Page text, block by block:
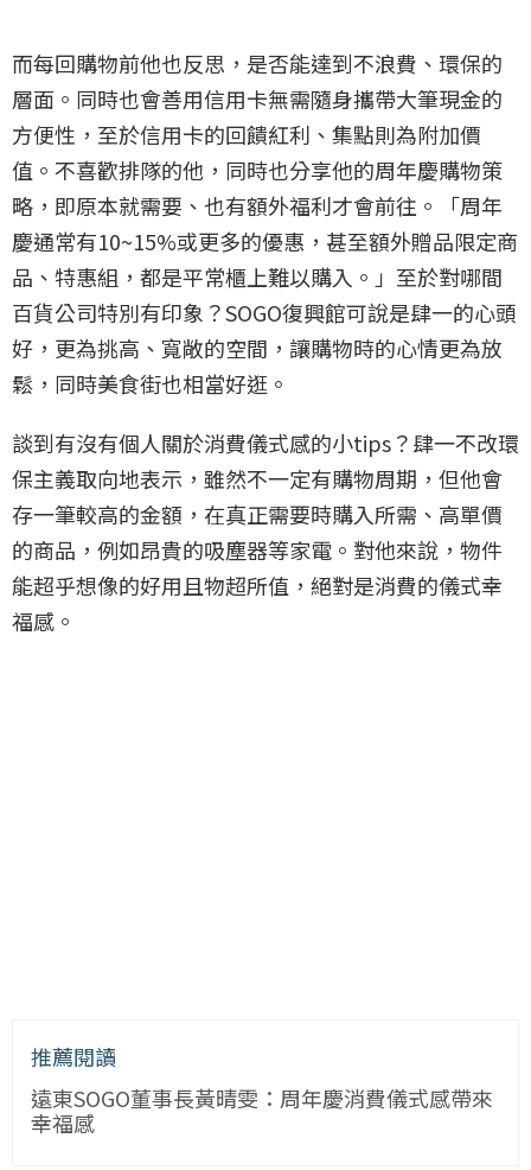
而每回購物前他也反思，是否能達到不浪費、環保的
層面。同時也會善用信用卡無需隨身攜帶大筆現金的
方便性，至於信用卡的回饋紅利、集點則為附加價
值。不喜歡排隊的他，同時也分享他的周年慶購物策
略，即原本就需要、也有額外福利才會前往。「周年
慶通常有10~15%或更多的優惠，甚至額外贈品限定商
品、特惠組，都是平常櫃上難以購入。」至於對哪間
百貨公司特別有印象？SOGO復興館可說是肆一的心頭
好，更為挑高、寬敞的空間，讓購物時的心情更為放
鬆，同時美食街也相當好逛。
談到有沒有個人關於消費儀式感的小tips？肆一不改環
保主義取向地表示，雖然不一定有購物周期，但他會
存一筆較高的金額，在真正需要時購入所需、高單價
的商品，例如昂貴的吸塵器等家電。對他來說，物件
能超乎想像的好用且物超所值，絕對是消費的儀式幸
福感。
推薦閱讀
遠東SOGO董事長黃晴雯：周年慶消費儀式感帶來
幸福感